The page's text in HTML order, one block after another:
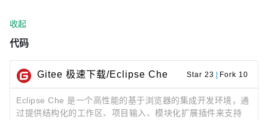
收起
代码
Gitee 极速下载/Eclipse Che Star 23 Fork 10
Eclipse Che 是一个高性能的基于浏览器的集成开发环境，通
过提供结构化的工作区、项目输入、模块化扩展插件来支持